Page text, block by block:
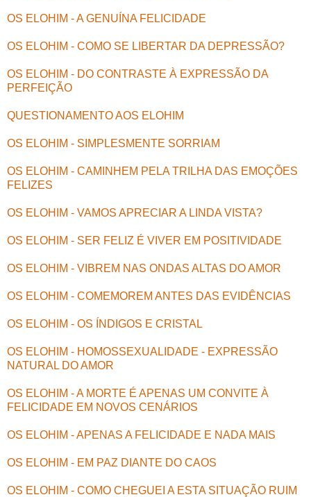
OS ELOHIM - A GENUÍNA FELICIDADE
OS ELOHIM - COMO SE LIBERTAR DA DEPRESSÃO?
OS ELOHIM - DO CONTRASTE À EXPRESSÃO DA
PERFEIÇÃO
QUESTIONAMENTO AOS ELOHIM
OS ELOHIM - SIMPLESMENTE SORRIAM
OS ELOHIM - CAMINHEM PELA TRILHA DAS EMOÇÕES
FELIZES
OS ELOHIM - VAMOS APRECIAR A LINDA VISTA?
OS ELOHIM - SER FELIZ É VIVER EM POSITIVIDADE
OS ELOHIM - VIBREM NAS ONDAS ALTAS DO AMOR
OS ELOHIM - COMEMOREM ANTES DAS EVIDÊNCIAS
OS ELOHIM - OS ÍNDIGOS E CRISTAL
OS ELOHIM - HOMOSSEXUALIDADE - EXPRESSÃO
NATURAL DO AMOR
OS ELOHIM - A MORTE É APENAS UM CONVITE À
FELICIDADE EM NOVOS CENÁRIOS
OS ELOHIM - APENAS A FELICIDADE E NADA MAIS
OS ELOHIM - EM PAZ DIANTE DO CAOS
OS ELOHIM - COMO CHEGUEI A ESTA SITUAÇÃO RUIM